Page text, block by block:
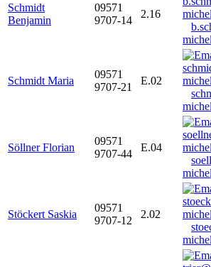
Schmidt
Benjamin
09571
9707-14
2.16
Schmidt Maria
09571
9707-21
E.02
Söllner Florian
09571
9707-44
E.04
Stöckert Saskia
09571
9707-12
2.02